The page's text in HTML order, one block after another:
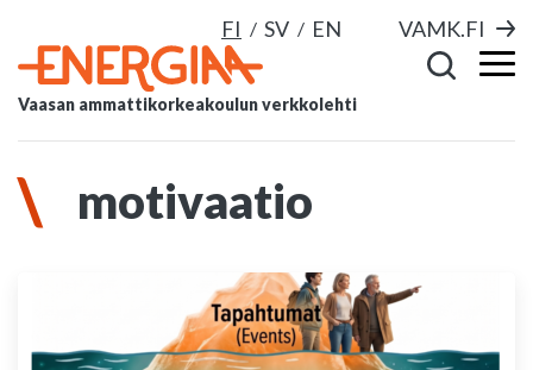
FI SV EN VAMK.FI
Vaasan ammattikorkeakoulun verkkolehti
motivaatio